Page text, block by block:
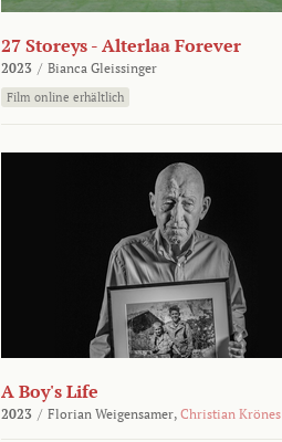
27 Storeys - Alterlaa Forever
2023 / Bianca Gleissinger
Film online erhältlich
A Boy's Life
2023 / Florian Weigensamer, Christian Krönes